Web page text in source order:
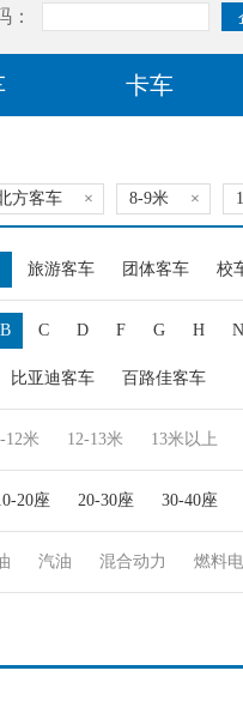
卡车
方客车 × 8-9米 ×
旅游客车 团体客车 校
B C D F G H N
比亚迪客车 百路佳客车
12米 12-13米 13米以上
20座 20-30座 30-40座
汽油 混合动力 燃料